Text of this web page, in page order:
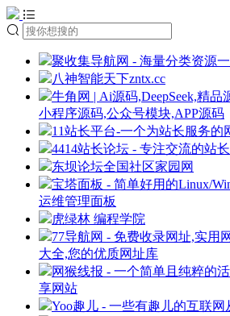
聚收集导航网 - 海量分类资源
八神智能天下zntx.cc
牛角网 | Ai源码,DeepSeek,精品
小程序源码,公众号模块,APP源码
11站长平台-一个为站长服务的
4414站长论坛 - 专注交流的站
东坝论坛全国社区家园网
宝塔面板 - 简单好用的Linux/
运维管理面板
虎绿林 编程学院
77导航网 - 免费收录网址,实用
大全,您的优质网址库
网猴线报 - 一个简单且纯粹的
享网站
Yoo趣儿 - 一些有趣儿的互联网